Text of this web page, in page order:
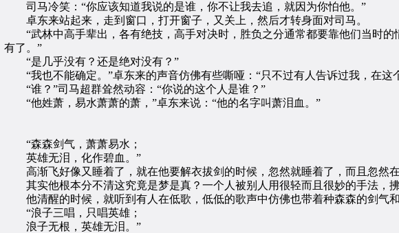
司马冷笑：“你应该知道我说的是谁，你不让我去追，就因为你怕他。”
卓东来站起来，走到窗口，打开窗子，又关上，然后才转身面对司马。
“武林中高手辈出，各有绝技，高手对决时，胜负之分通常都要靠他们当时的
有了。”
“是几乎没有？还是绝对没有？”
“我也不能确定。”卓东来的声音仿佛有些嘶哑：“只不过有人告诉过我，在这
“谁？”司马超群耸然动容：“你说的这个人是谁？”
“他姓萧，易水萧萧的萧，”卓东来说：“他的名字叫萧泪血。”
“森森剑气，萧萧易水；
英雄无泪，化作碧血。”
高渐飞好像又睡着了，就在他要解衣拔剑的时候，忽然就睡着了，而且忽然在
其实他根本分不清这究竟是梦是真？一个人被别人用很轻而且很妙的手法，拂
他清醒的时候，就听到有人在低歌，低低的歌声中仿佛也带着种森森的剑气和
“浪子三唱，只唱英雄；
浪子无根，英雄无泪。”